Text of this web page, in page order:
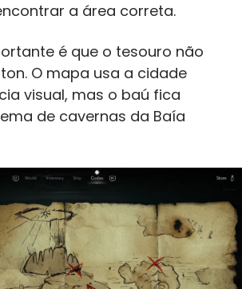
a área correta.
é que o tesouro não
O mapa usa a cidade
visual, mas o baú fica
de cavernas da Baía